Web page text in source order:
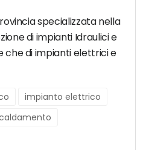
specializzata nella
di impianti Idraulici e
che di impianti elettrici e
impianto elettrico